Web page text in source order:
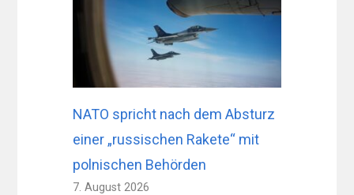
NATO spricht nach dem Absturz
einer „russischen Rakete“ mit
polnischen Behörden
7. August 2026